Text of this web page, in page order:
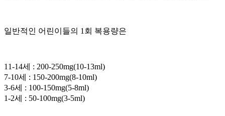
일반적인 어린이들의 1회 복용량은
11-14세 : 200-250mg(10-13ml)
7-10세 : 150-200mg(8-10ml)
3-6세 : 100-150mg(5-8ml)
1-2세 : 50-100mg(3-5ml)